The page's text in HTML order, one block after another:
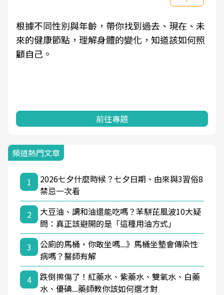
根據不同性別與年齡，帶你找到過去、現在、未
來的健康節點，理解身體的變化，知道該如何照
顧自己。
前往專題
頻道熱門文章
1
2026七夕什麼時候？七夕日期、由來與3習俗8
禁忌一次看
2
大豆油、調和油還能吃嗎？苯駢芘風波10大疑
問：真正該避開的是「這種用油方式」
3
公廁的馬桶，你敢坐嗎...》馬桶坐墊會傳染性
病嗎？醫師有解
4
跌倒擦傷了！紅藥水、紫藥水、雙氧水、白藥
水、優碘...藥師教你該如何選才對